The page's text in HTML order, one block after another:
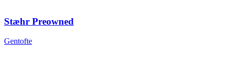
Stæhr Preowned
Gentofte